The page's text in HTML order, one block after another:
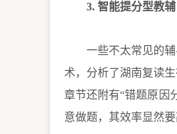
3. 智能提分型教辅
一些不太常见的
术，分析了湖南复读
章节还附有“错题原因
意做题，其效率显然要